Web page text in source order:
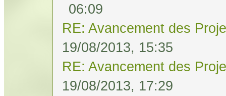
06:09
RE: Avancement des
19/08/2013, 15:35
RE: Avancement des
19/08/2013, 17:29